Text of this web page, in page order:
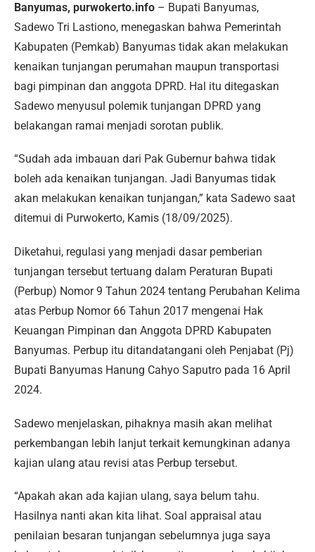
Banyumas, purwokerto.info – Bupati Banyumas,
Sadewo Tri Lastiono, menegaskan bahwa Pemerintah
Kabupaten (Pemkab) Banyumas tidak akan melakukan
kenaikan tunjangan perumahan maupun transportasi
bagi pimpinan dan anggota DPRD. Hal itu ditegaskan
Sadewo menyusul polemik tunjangan DPRD yang
belakangan ramai menjadi sorotan publik.
“Sudah ada imbauan dari Pak Gubernur bahwa tidak
boleh ada kenaikan tunjangan. Jadi Banyumas tidak
akan melakukan kenaikan tunjangan,” kata Sadewo saat
ditemui di Purwokerto, Kamis (18/09/2025).
Diketahui, regulasi yang menjadi dasar pemberian
tunjangan tersebut tertuang dalam Peraturan Bupati
(Perbup) Nomor 9 Tahun 2024 tentang Perubahan Kelima
atas Perbup Nomor 66 Tahun 2017 mengenai Hak
Keuangan Pimpinan dan Anggota DPRD Kabupaten
Banyumas. Perbup itu ditandatangani oleh Penjabat (Pj)
Bupati Banyumas Hanung Cahyo Saputro pada 16 April
2024.
Sadewo menjelaskan, pihaknya masih akan melihat
perkembangan lebih lanjut terkait kemungkinan adanya
kajian ulang atau revisi atas Perbup tersebut.
“Apakah akan ada kajian ulang, saya belum tahu.
Hasilnya nanti akan kita lihat. Soal appraisal atau
penilaian besaran tunjangan sebelumnya juga saya